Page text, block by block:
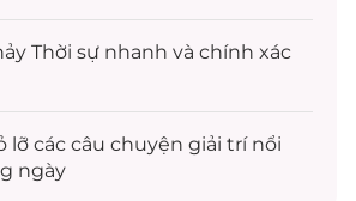
Thời sự nhanh và chính xác
lỡ các câu chuyện giải trínổi
ngày